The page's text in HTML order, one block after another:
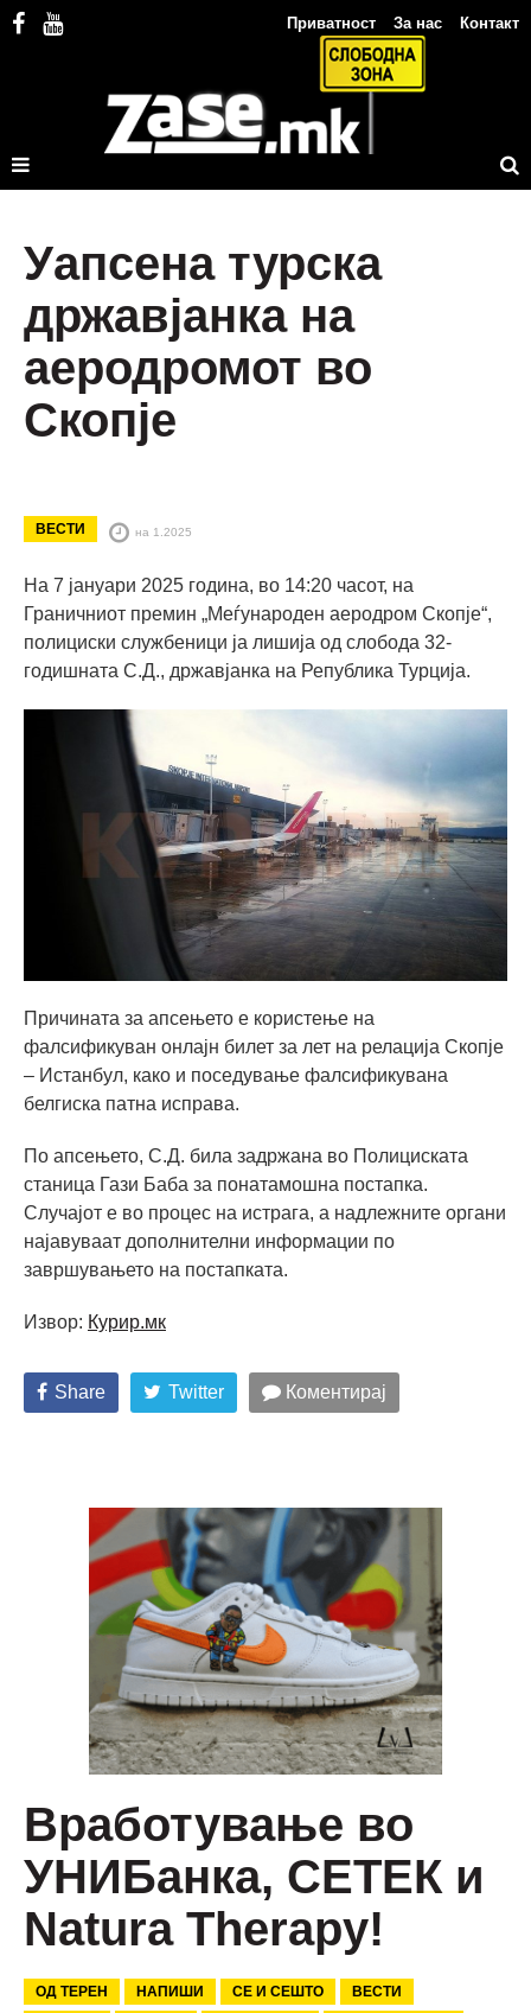
Приватност За нас Контакт
Уапсена турска
државјанка на
аеродромот во
Скопје
ВЕСТИ на 1.2025
На 7 јануари 2025 година, во 14:20 часот, на
Граничниот премин „Меѓународен аеродром Скопје“,
полициски службеници ја лишија од слобода 32-
годишната С.Д., државјанка на Република Турција.
Причината за апсењето е користење на
фалсификуван онлајн билет за лет на релација Скопје
– Истанбул, како и поседување фалсификувана
белгиска патна исправа.
По апсењето, С.Д. била задржана во Полициската
станица Гази Баба за понатамошна постапка.
Случајот е во процес на истрага, а надлежните органи
најавуваат дополнителни информации по
завршувањето на постапката.
Извор: Курир.мк
Share Twitter Коментирај
Вработување во
УНИБанка, СЕТЕК и
Natura Therapy!
ОД ТЕРЕН НАПИШИ СЕ И СЕШТО
ВЕСТИ